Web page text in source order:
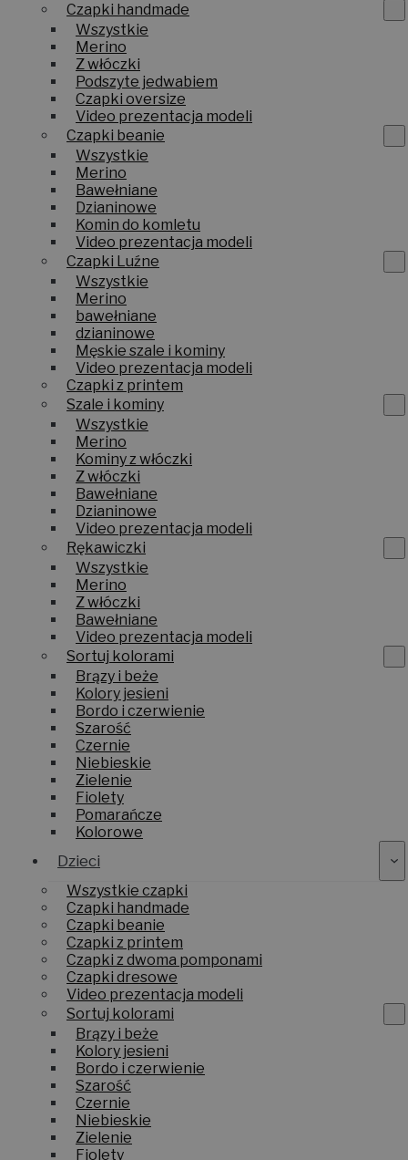
Czapki handmade
Wszystkie
Merino
Z włóczki
Podszyte jedwabiem
Czapki oversize
Video prezentacja modeli
Czapki beanie
Wszystkie
Merino
Bawełniane
Dzianinowe
Komin do komletu
Video prezentacja modeli
Czapki Luźne
Wszystkie
Merino
bawełniane
dzianinowe
Męskie szale i kominy
Video prezentacja modeli
Czapki z printem
Szale i kominy
Wszystkie
Merino
Kominy z włóczki
Z włóczki
Bawełniane
Dzianinowe
Video prezentacja modeli
Rękawiczki
Wszystkie
Merino
Z włóczki
Bawełniane
Video prezentacja modeli
Sortuj kolorami
Brązy i beże
Kolory jesieni
Bordo i czerwienie
Szarość
Czernie
Niebieskie
Zielenie
Fiolety
Pomarańcze
Kolorowe
Dzieci
Wszystkie czapki
Czapki handmade
Czapki beanie
Czapki z printem
Czapki z dwoma pomponami
Czapki dresowe
Video prezentacja modeli
Sortuj kolorami
Brązy i beże
Kolory jesieni
Bordo i czerwienie
Szarość
Czernie
Niebieskie
Zielenie
Fiolety